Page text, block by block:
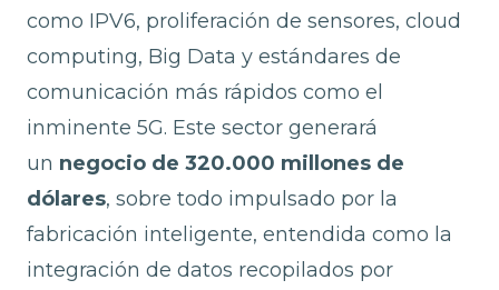
como IPV6, proliferación de sensores, cloud
computing, Big Data y estándares de
comunicación más rápidos como el
inminente 5G. Este sector generará
un negocio de 320.000 millones de
dólares, sobre todo impulsado por la
fabricación inteligente, entendida como la
integración de datos recopilados por